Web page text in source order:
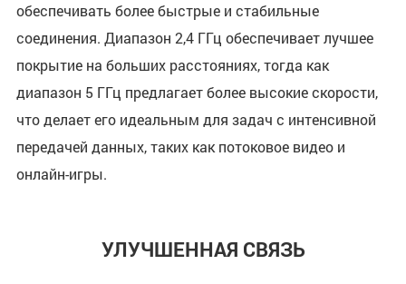
обеспечивать более быстрые и стабильные
соединения. Диапазон 2,4 ГГц обеспечивает лучшее
покрытие на больших расстояниях, тогда как
диапазон 5 ГГц предлагает более высокие скорости,
что делает его идеальным для задач с интенсивной
передачей данных, таких как потоковое видео и
онлайн-игры.
УЛУЧШЕННАЯ СВЯЗЬ